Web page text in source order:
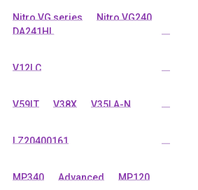
Nitro VG series
Nitro VG240
DA241HL
...
V12LC ...
V59LT V38X V35LA-N ...
LZ20400161 ...
MP340 Advanced
MP120